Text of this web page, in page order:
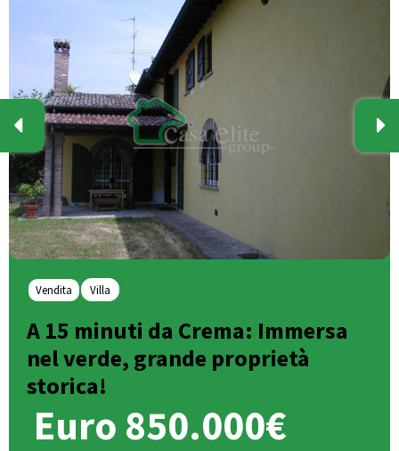
Vendita Villa
A 15 minuti da Crema: Immersa
nel verde, grande proprietà
storica!
Euro 850.000€